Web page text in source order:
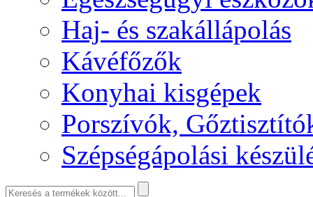
Haj- és szakállápolás
Kávéfőzők
Konyhai kisgépek
Porszívók,
Szépségápolási